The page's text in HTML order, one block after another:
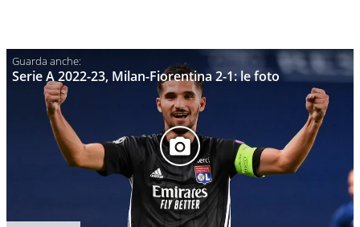
Serie A 2022-23, Milan-Fiorentina 2-1: le foto